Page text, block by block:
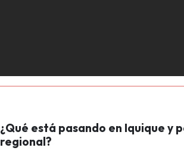
¿Qué está pasando en Iquique y
regional?